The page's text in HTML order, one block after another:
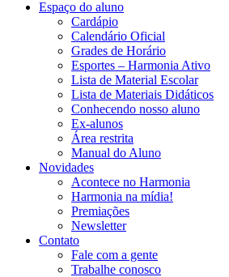
Espaço do aluno
Cardápio
Calendário Oficial
Grades de Horário
Esportes – Harmonia Ativo
Lista de Material Escolar
Lista de Materiais Didáticos
Conhecendo nosso aluno
Ex-alunos
Área restrita
Manual do Aluno
Novidades
Acontece no Harmonia
Harmonia na mídia!
Premiações
Newsletter
Contato
Fale com a gente
Trabalhe conosco